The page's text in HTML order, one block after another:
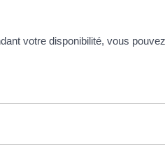
votre disponibilité, vous